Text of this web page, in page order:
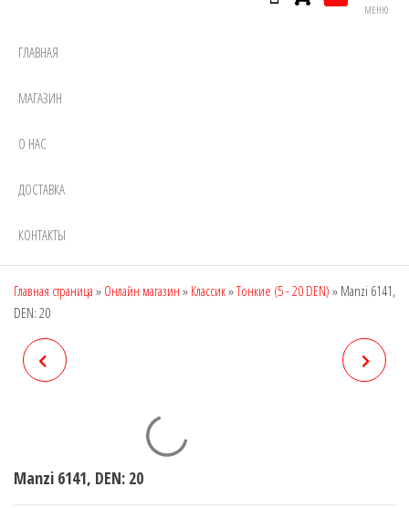
МЕНЮ
ГЛАВНАЯ
МАГАЗИН
О НАС
ДОСТАВКА
КОНТАКТЫ
Главная страница » Онлайн магазин » Классик»Тонкие (5 - 20 DEN) » Manzi 6141,
DEN: 20
ЗАНИЖЕННАЯ ТАЛИЯ)
Manzi 6141, DEN: 20